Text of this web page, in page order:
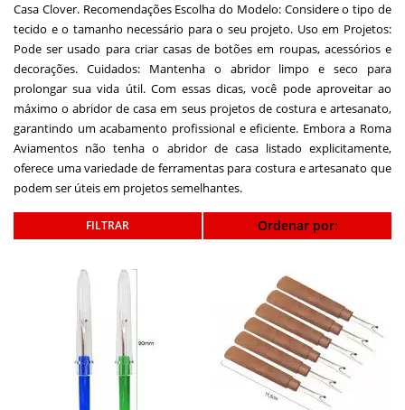
Casa Clover. Recomendações Escolha do Modelo: Considere o tipo de
tecido e o tamanho necessário para o seu projeto. Uso em Projetos:
Pode ser usado para criar casas de botões em roupas, acessórios e
decorações. Cuidados: Mantenha o abridor limpo e seco para
prolongar sua vida útil. Com essas dicas, você pode aproveitar ao
máximo o abridor de casa em seus projetos de costura e artesanato,
garantindo um acabamento profissional e eficiente. Embora a Roma
Aviamentos não tenha o abridor de casa listado explicitamente,
oferece uma variedade de ferramentas para costura e artesanato que
podem ser úteis em projetos semelhantes.
Ordenar por: